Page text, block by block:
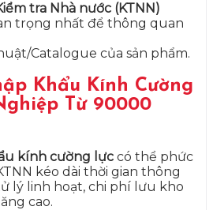
tra Nhà nước (KTNN)
trọng nhất để thông quan
Catalogue của sản phẩm.
Khẩu Kính Cường
Từ 90000
kính cường lực có thể phức
kéo dài thời gian thông
lý linh hoạt, chi phí lưu kho
cao.